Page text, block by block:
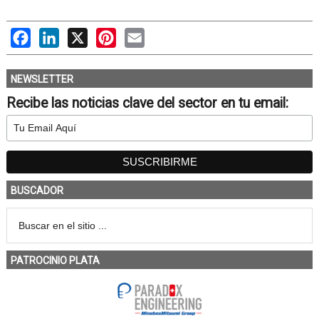
FacebookLinkedIn
X PinterestEmail
NEWSLETTER
Recibe las noticias clave del sector en tu email:
BUSCADOR
PATROCINIO PLATA